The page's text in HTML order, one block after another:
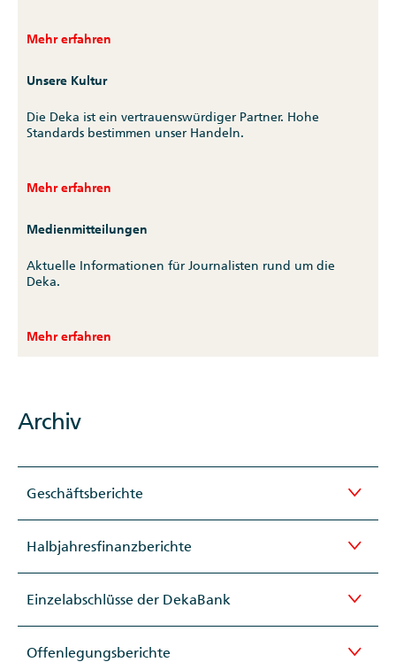
Mehr erfahren
Unsere Kultur
Die Deka ist ein vertrauenswürdiger Partner. Hohe
Standards bestimmen unser Handeln.
Mehr erfahren
Medienmitteilungen
Aktuelle Informationen für Journalisten rund um die
Deka.
Mehr erfahren
Archiv
Geschäftsberichte
Halbjahresfinanzberichte
Einzelabschlüsse der DekaBank
Offenlegungsberichte